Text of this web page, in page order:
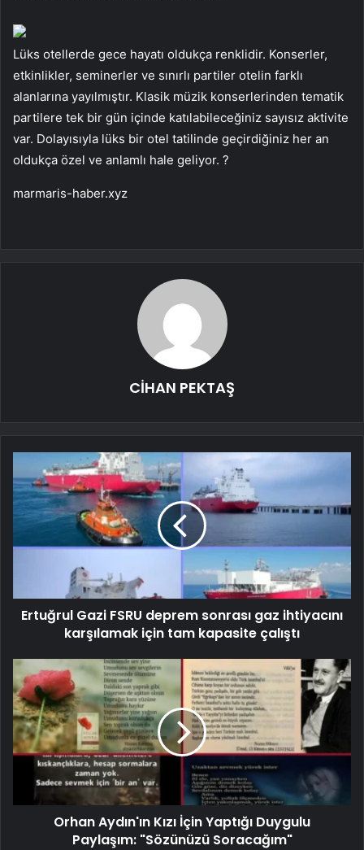
Lüks otellerde gece hayatı oldukça renklidir. Konserler,
etkinlikler, seminerler ve sınırlı partiler otelin farklı
alanlarına yayılmıştır. Klasik müzik konserlerinden tematik
partilere tek bir gün içinde katılabileceğiniz sayısız aktivite
var. Dolayısıyla lüks bir otel tatilinde geçirdiğiniz her an
oldukça özel ve anlamlı hale geliyor. ?
marmaris-haber.xyz
CİHAN PEKTAŞ
Ertuğrul Gazi FSRU deprem sonrası gaz ihtiyacını
karşılamak için tam kapasite çalıştı
Orhan Aydın'ın Kızı İçin Yaptığı Duygulu
Paylaşım: "Sözünüzü Soracağım"